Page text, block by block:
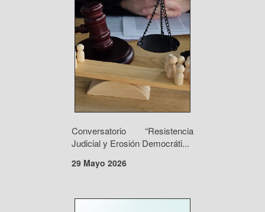
Conversatorio “Resistencia
Judicial y Erosión Democráti...
29 Mayo 2026